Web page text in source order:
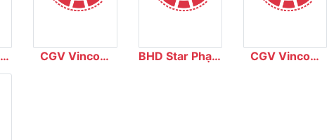
CGV Vincom
BHD Star Phạm
CGV Vincom